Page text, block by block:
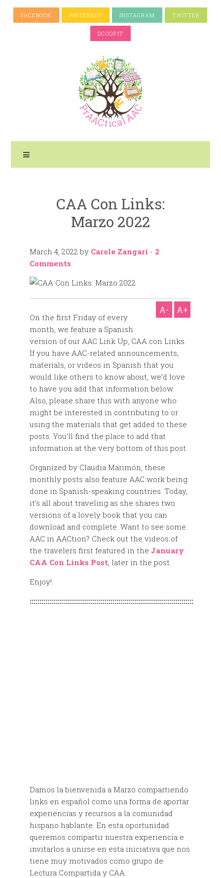
FACEBOOK PINTEREST INSTAGRAM TWITTER
SCOOP.IT
CAA Con Links:
Marzo 2022
March 4, 2022 by Carole Zangari - 2
Comments
A- A+
On the first Friday of every
month, we feature a Spanish
version of our AAC Link Up, CAA con Links.
If you have AAC-related announcements,
materials, or videos in Spanish that you
would like others to know about, we’d love
to have you add that information below.
Also, please share this with anyone who
might be interested in contributing to or
using the materials that get added to these
posts. You’ll find the place to add that
information at the very bottom of this post.
Organized by Claudia Marimón, these
monthly posts also feature AAC work being
done in Spanish-speaking countries. Today,
it’s all about traveling as she shares two
versions of a lovely book that you can
download and complete. Want to see some
AAC in AACtion? Check out the videos of
the travelers first featured in the January
CAA Con Links Post, later in the post.
Enjoy!
:::::::::::::::::::::::::::::::::::::::::::::::::::::::::::::::::::::::::::::::::::
Damos la bienvenida a Marzo compartiendo
links en español como una forma de aportar
experiencias y recursos a la comunidad
hispano hablante. En esta oportunidad
queremos compartir nuestra experiencia e
invitarlos a unirse en esta iniciativa que nos
tiene muy motivados como grupo de
Lectura Compartida y CAA.